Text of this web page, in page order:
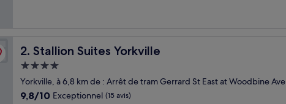
2. Stallion Suites Yorkville
Stallion Suites Yorkville
Hébergement
4.0 étoiles
Yorkville, à 6,8 km de : Arrêt de tram Gerrard St East at Woodbine Ave
9.8
9,8/10 Exceptionnel (15 avis)